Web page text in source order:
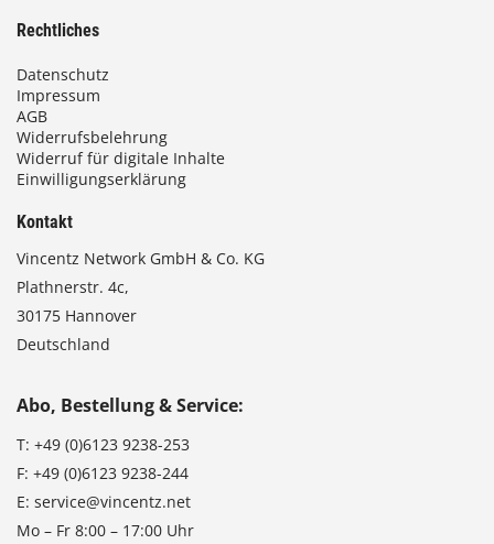
Rechtliches
Datenschutz
Impressum
AGB
Widerrufsbelehrung
Widerruf für digitale Inhalte
Einwilligungserklärung
Kontakt
Vincentz Network GmbH & Co. KG
Plathnerstr. 4c,
30175 Hannover
Deutschland
Abo, Bestellung & Service:
T: +49 (0)6123 9238-253
F: +49 (0)6123 9238-244
E: service@vincentz.net
Mo – Fr 8:00 – 17:00 Uhr